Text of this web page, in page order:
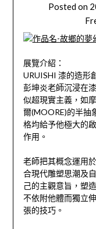
Posted on
展覽介紹：
URUISHI 漆的造形
彭坤炎老師沉浸在
似超現實主義，如摩
爾(MOORE)的半抽
格均給予他極大的
作用。
老師把其概念運用
合現代雕塑思潮及自
己的主觀意旨，塑
不依附他體而獨立伸
張的技巧。